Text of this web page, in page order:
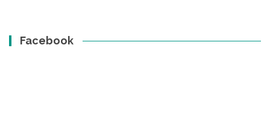
Facebook